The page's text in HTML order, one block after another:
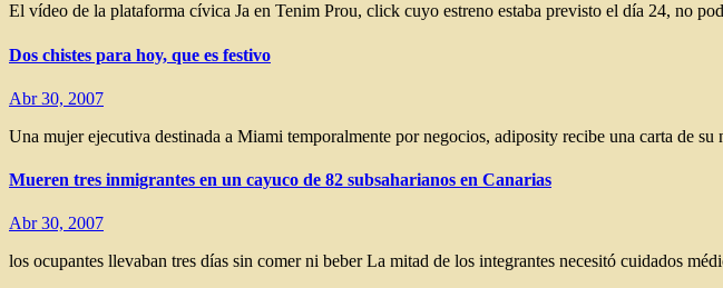
El vídeo de la plataforma cívica Ja en Tenim Prou, click cuyo estreno estaba previsto el día 24, no
Dos chistes para hoy, que es festivo
Abr 30, 2007
Una mujer ejecutiva destinada a Miami temporalmente por negocios, adiposity recibe una carta de
Mueren tres inmigrantes en un cayuco de 82 subsaharianos en Canarias
Abr 30, 2007
los ocupantes llevaban tres días sin comer ni beber La mitad de los integrantes necesitó cuidados